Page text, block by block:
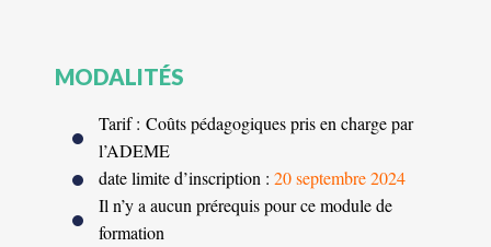
MODALITÉS
Tarif : Coûts pédagogiques pris en charge par
l’ADEME
date limite d’inscription : 20 septembre2024
Il n’y a aucun prérequis pour ce module de
formation